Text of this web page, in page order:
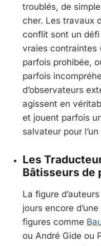
troublés, de
cher. Les travaux
conflit sont un
vraies contraintes
parfois prohibée,
parfois
d’observateurs
agissent en
et jouent parfois
salvateur pour
Les
Bâtisseurs de
La figure
jours encore
figures comme
ou André Gide ou